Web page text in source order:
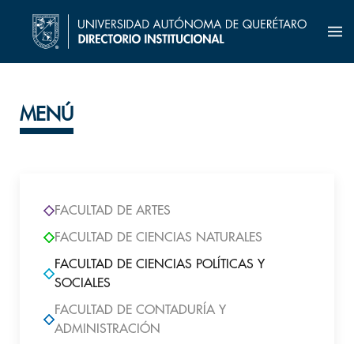
MENÚ
FACULTAD DE ARTES
FACULTAD DE CIENCIAS NATURALES
FACULTAD DE CIENCIAS POLÍTICAS Y
SOCIALES
FACULTAD DE CONTADURÍA Y
ADMINISTRACIÓN